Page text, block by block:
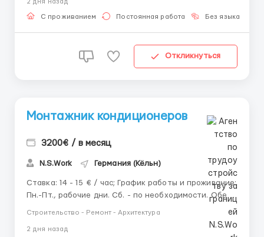
по Германии. Обязанности: Подготовка фасадов к
выполнению ...
2 дня назад
С проживанием Постоянная работа Без языка
Откликнуться
Монтажник кондиционеров
3200€ / в месяц
N.S.Work Германия (Кёльн)
Ставка: 14 - 15 € / час; График работы и проживание:
Пн.-Пт., рабочие дни. Сб. - по необходимости. Обед 1
заключается в установке кондиционеров «под
Строительство - Ремонт - Архитектура
2 дня назад